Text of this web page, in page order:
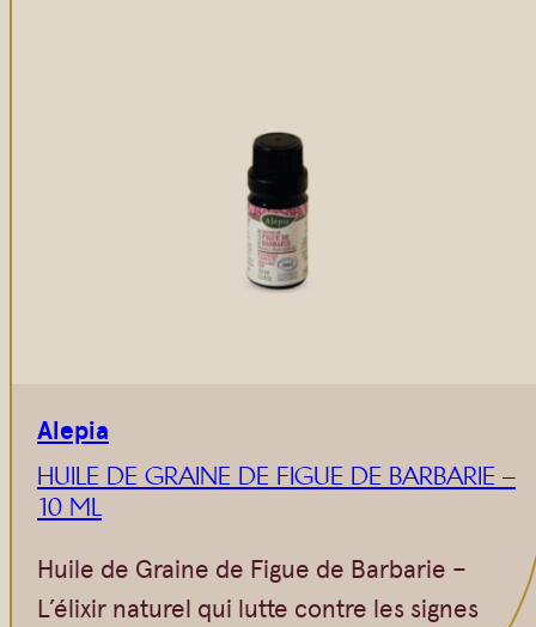
Alepia
HUILE DE GRAINE DE FIGUE DE BARBARIE –
10 ML
Huile de Graine de Figue de Barbarie –
L’élixir naturel qui lutte contre les signes